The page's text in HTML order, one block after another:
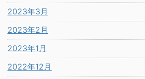
2023年3月
2023年2月
2023年1月
2022年12月